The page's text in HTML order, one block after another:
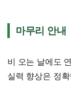
마무리 안내
비 오는 날에도
실력 향상은 정